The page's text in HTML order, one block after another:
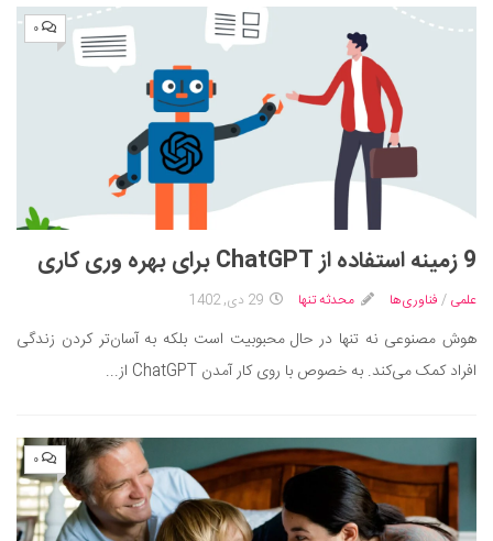
۰
9 زمینه استفاده از ChatGPT برای بهره وری کاری
علمی / فناوری‌ها محدثه تنها 29 دی, 1402
هوش مصنوعی نه تنها در حال محبوبیت است بلکه به آسان‌تر کردن زندگی
افراد کمک می‌کند. به خصوص با روی کار آمدن ChatGPT از...
۰